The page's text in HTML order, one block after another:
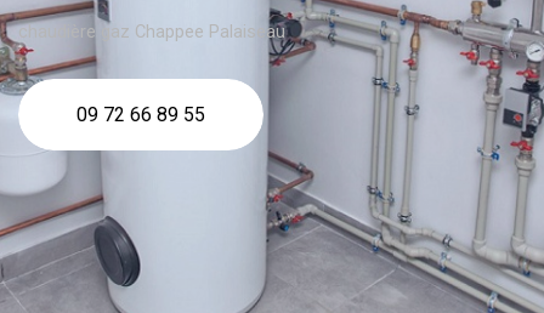
chaudière gaz Chappee Palaiseau
09 72 66 89 55